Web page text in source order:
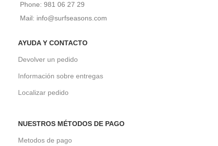
Phone: 981 06 27 29
Mail: info@surfseasons.com
AYUDA Y CONTACTO
Devolver un pedido
Información sobre entregas
Localizar pedido
NUESTROS MÉTODOS DE PAGO
Metodos de pago